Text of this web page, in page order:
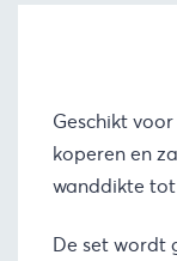
Geschikt
koperen en
wanddikte tot
De set wordt